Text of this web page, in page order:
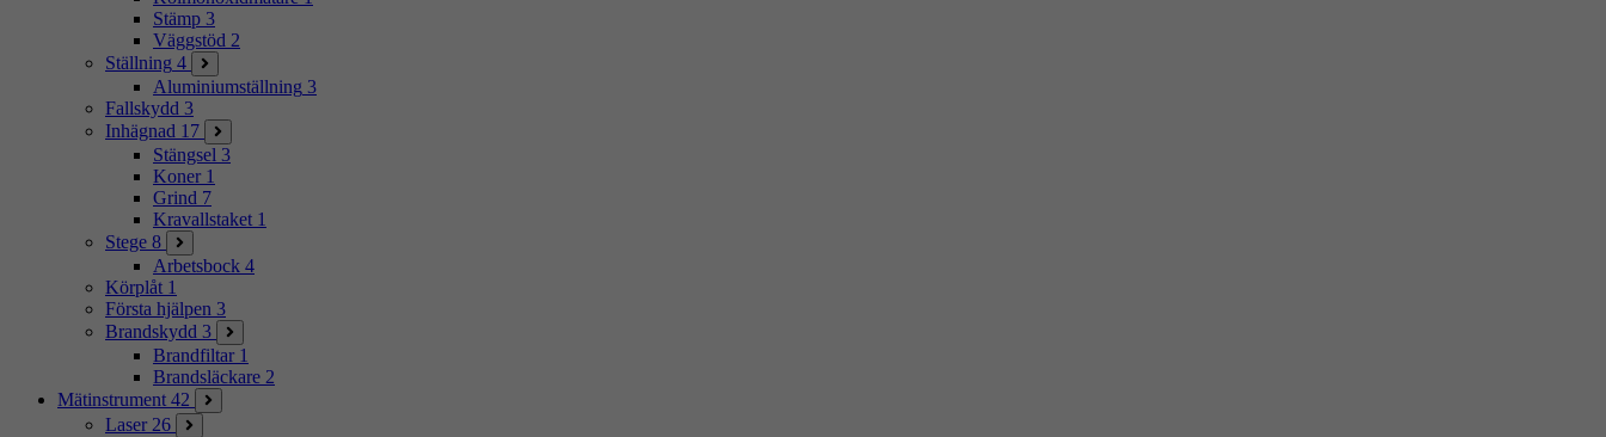
Stämp 3
Väggstöd 2
Ställning 4
Aluminiumställning 3
Fallskydd 3
Inhägnad 17
Stängsel 3
Koner 1
Grind 7
Kravallstaket 1
Stege 8
Arbetsbock 4
Körplåt 1
Första hjälpen 3
Brandskydd 3
Brandfiltar 1
Brandsläckare 2
Mätinstrument 42
Laser 26